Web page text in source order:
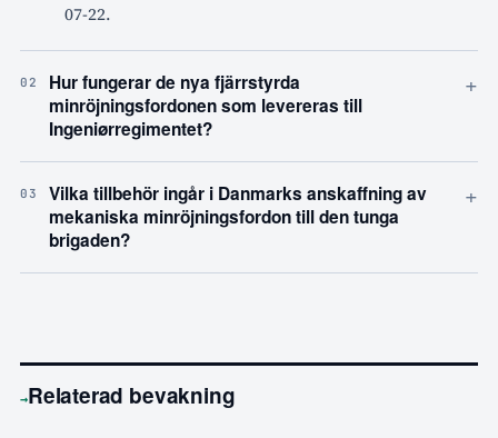
07-22.
02
Hur fungerar de nya fjärrstyrda
minröjningsfordonen som levereras till
Ingeniørregimentet?
+
03
Vilka tillbehör ingår i Danmarks anskaffning av
mekaniska minröjningsfordon till den tunga
brigaden?
+
→Relaterad bevakning